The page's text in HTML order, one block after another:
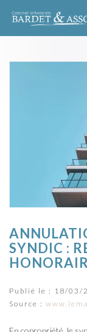
SYNDIC :
Publié le : 18/03/
Source :